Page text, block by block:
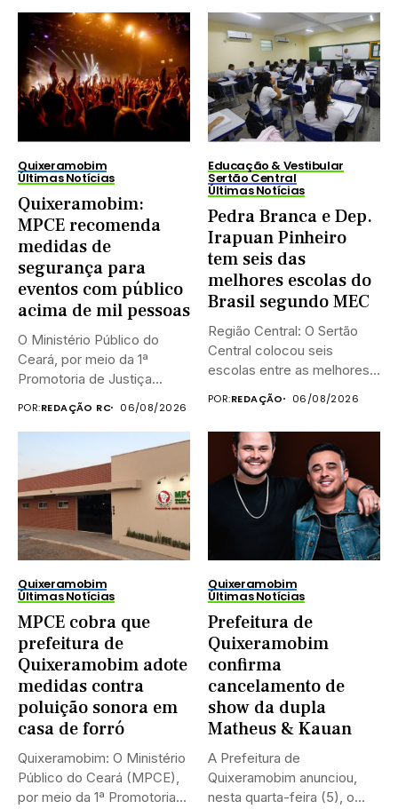
Quixeramobim
Últimas Notícias
Quixeramobim:
MPCE recomenda
medidas de
segurança para
eventos com público
acima de mil pessoas
O Ministério Público do
Ceará, por meio da 1ª
Promotoria de Justiça...
POR:REDAÇÃO RC 06/08/2026
Educação & Vestibular
Sertão Central
Últimas Notícias
Pedra Branca e Dep.
Irapuan Pinheiro
tem seis das
melhores escolas do
Brasil segundo MEC
Região Central: O Sertão
Central colocou seis
escolas entre as melhores
POR:REDAÇÃO 06/08/2026
Quixeramobim
Últimas Notícias
MPCE cobra que
prefeitura de
Quixeramobim adote
medidas contra
poluição sonora em
casa de forró
Quixeramobim: O Ministério
Público do Ceará (MPCE),
por meio da 1ª Promotoria...
Quixeramobim
Últimas Notícias
Prefeitura de
Quixeramobim
confirma
cancelamento de
show da dupla
Matheus & Kauan
A Prefeitura de
Quixeramobim anunciou,
nesta quarta-feira (5), o